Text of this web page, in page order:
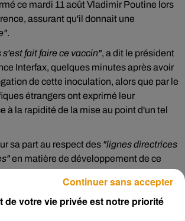
ce mardi 11 août Vladimir Poutine lors
assurant qu'il donnait une
.
fait faire ce vaccin", a dit le président
Interfax, quelques minutes après avoir
de cette inoculation, alors que par le
étrangers ont exprimé leur
à la rapidité de la mise au point d'un tel
sa part au respect des "lignes directrices
en matière de développement de ce
première fois au monde, un vaccin contre
a été enregistré", a dit
de votre vie privée est notre priorité
Continuer sans accepter